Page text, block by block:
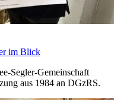
im Blick
Segler-Gemeinschaft
aus 1984 an DGzRS.